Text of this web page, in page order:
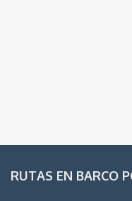
RUTAS EN BARCO